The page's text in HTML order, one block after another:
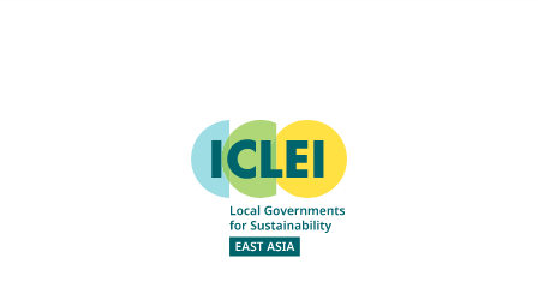
World Secretariat
Africa Secretariat
European Secretariat